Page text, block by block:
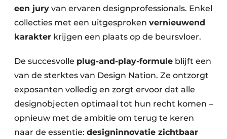
een jury van ervaren designprofessionals. Enkel
collecties met een uitgesproken vernieuwend
karakter krijgen een plaats op de beursvloer.
De succesvolle plug-and-play-formule blijft een
van de sterktes van Design Nation. Ze ontzorgt
exposanten volledig en zorgt ervoor dat alle
designobjecten optimaal tot hun recht komen –
opnieuw met de ambitie om terug te keren
naar de essentie: designinnovatie zichtbaar